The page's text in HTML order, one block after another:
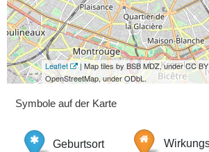
Leaflet
| Map tiles by BSB MDZ, under CC
OpenStreetMap, under ODbL.
Symbole auf der Karte
Geburtsort